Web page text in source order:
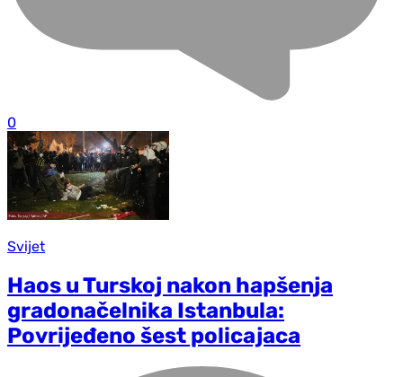
0
Svijet
Haos u Turskoj nakon hapšenja
gradonačelnika Istanbula:
Povrijeđeno šest policajaca